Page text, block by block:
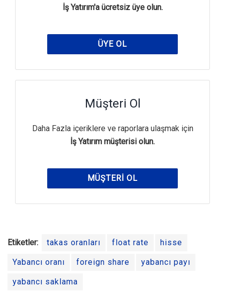
İş Yatırım'a ücretsiz üye olun.
ÜYE OL
Müşteri Ol
Daha Fazla içeriklere ve raporlara ulaşmak için
İş Yatırım müşterisi olun.
MÜŞTERI OL
Etiketler: takas oranları float rate hisse
Yabancı oranı foreign share yabancı payı
yabancı saklama